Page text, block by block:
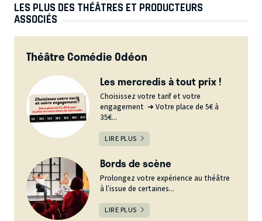
LES PLUS DES THÉÂTRES ET PRODUCTEURS
ASSOCIÉS
Théâtre Comédie Odéon
Les mercredis à tout prix !
Choisissez votre tarif et votre
engagement ➜ Votre place de 5€ à
35€...
LIRE PLUS
Bords de scène
Prolongez votre expérience au théâtre
à l’issue de certaines...
LIRE PLUS